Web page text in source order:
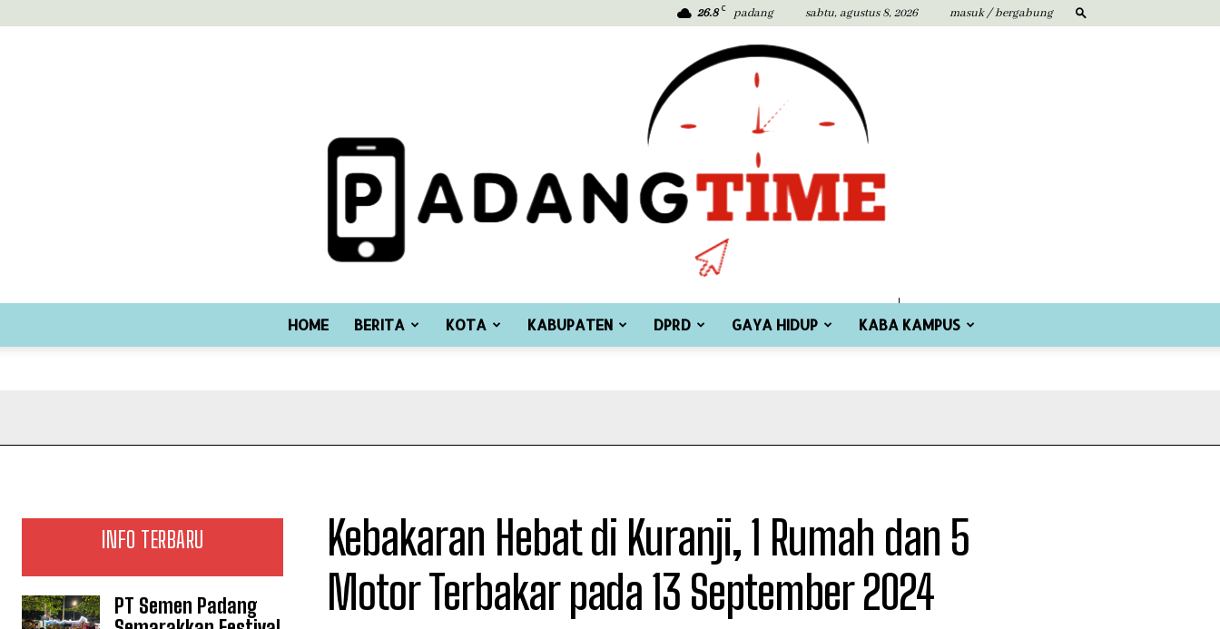
26.8 C padang sabtu, agustus 8, 2026 masuk / bergabung
HOME BERITA KOTA KABUPATEN DPRD GAYA HIDUP KABA KAMPUS
INFO TERBARU
PT Semen Padang
Kebakaran Hebat di Kuranji, 1 Rumah dan 5
Motor Terbakar pada 13 September 2024